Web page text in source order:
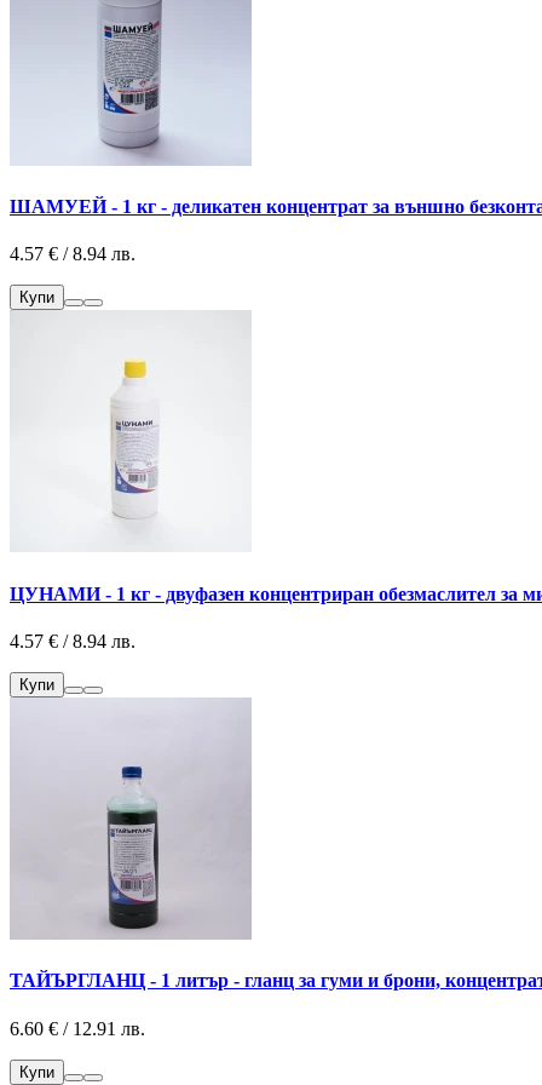
ШАМУЕЙ - 1 кг - деликатен концентрат за външно
4.57 € / 8.94 лв.
Купи
ЦУНАМИ - 1 кг - двуфазен концентриран обезмаслител за
4.57 € / 8.94 лв.
Купи
ТАЙЪРГЛАНЦ - 1 литър - гланц за гуми и брони,
6.60 € / 12.91 лв.
Купи